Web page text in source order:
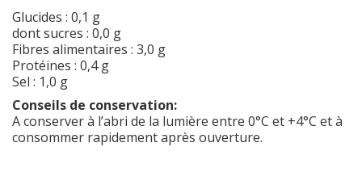
Glucides : 0,1 g
dont sucres : 0,0 g
Fibres alimentaires : 3,0 g
Protéines : 0,4 g
Sel : 1,0 g
Conseils de conservation:
A conserver à l’abri de la lumière entre 0°C et +4°C et à
consommer rapidement après ouverture.